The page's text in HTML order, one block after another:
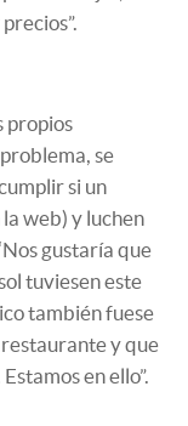
propios
se
si un
web) y luchen
gustaría que
tuviesen este
también fuese
y que
en ello”.